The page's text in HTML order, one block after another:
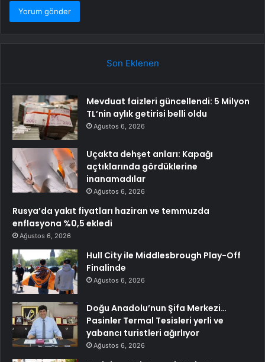
Son Eklenen
Mevduat faizleri güncellendi: 5 Milyon
TL’nin aylık getirisi belli oldu
Ağustos 6, 2026
Uçakta dehşet anları: Kapağı
açtıklarında gördüklerine
inanamadılar
Ağustos 6, 2026
Rusya’da yakıt fiyatları haziran ve temmuzda
enflasyona %0,5 ekledi
Ağustos 6, 2026
Hull City ile Middlesbrough Play-Off
Finalinde
Ağustos 6, 2026
Doğu Anadolu’nun Şifa Merkezi…
Pasinler Termal Tesisleri yerli ve
yabancı turistleri ağırlıyor
Ağustos 6, 2026